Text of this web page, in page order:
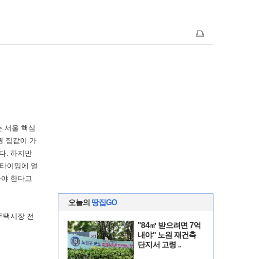
서울 핵심
집값이 가
. 하지만
이밍에 얼
한다고
택시장 전
오늘의 땅집GO
"84㎡ 받으려면 7억
내야" 노원 재건축
단지서 고령 ..